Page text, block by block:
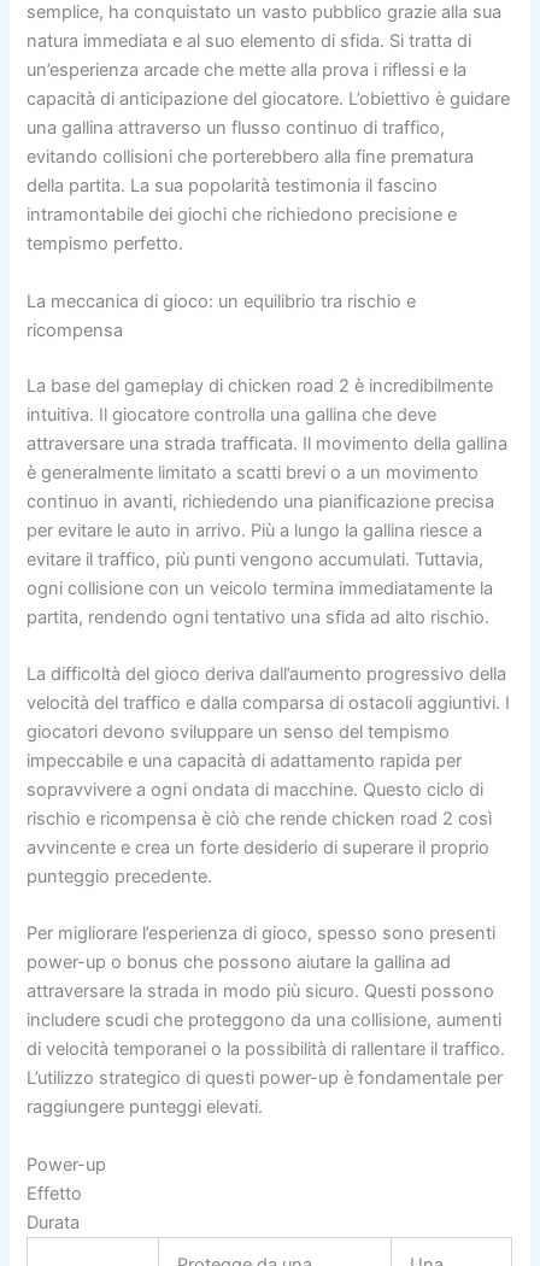
semplice, ha conquistato un vasto pubblico grazie alla sua
natura immediata e al suo elemento di sfida. Si tratta di
un’esperienza arcade che mette alla prova i riflessi e la
capacità di anticipazione del giocatore. L’obiettivo è guidare
una gallina attraverso un flusso continuo di traffico,
evitando collisioni che porterebbero alla fine prematura
della partita. La sua popolarità testimonia il fascino
intramontabile dei giochi che richiedono precisione e
tempismo perfetto.
La meccanica di gioco: un equilibrio tra rischio e
ricompensa
La base del gameplay di chicken road 2 è incredibilmente
intuitiva. Il giocatore controlla una gallina che deve
attraversare una strada trafficata. Il movimento della gallina
è generalmente limitato a scatti brevi o a un movimento
continuo in avanti, richiedendo una pianificazione precisa
per evitare le auto in arrivo. Più a lungo la gallina riesce a
evitare il traffico, più punti vengono accumulati. Tuttavia,
ogni collisione con un veicolo termina immediatamente la
partita, rendendo ogni tentativo una sfida ad alto rischio.
La difficoltà del gioco deriva dall’aumento progressivo della
velocità del traffico e dalla comparsa di ostacoli aggiuntivi. I
giocatori devono sviluppare un senso del tempismo
impeccabile e una capacità di adattamento rapida per
sopravvivere a ogni ondata di macchine. Questo ciclo di
rischio e ricompensa è ciò che rende chicken road 2 così
avvincente e crea un forte desiderio di superare il proprio
punteggio precedente.
Per migliorare l’esperienza di gioco, spesso sono presenti
power-up o bonus che possono aiutare la gallina ad
attraversare la strada in modo più sicuro. Questi possono
includere scudi che proteggono da una collisione, aumenti
di velocità temporanei o la possibilità di rallentare il traffico.
L’utilizzo strategico di questi power-up è fondamentale per
raggiungere punteggi elevati.
Power-up
Effetto
Durata